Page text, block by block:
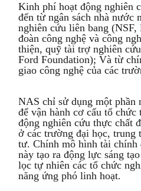
Kinh phí hoạt động nghiên
đến từ ngân sách nhà nước
nghiên cứu liên bang
đoàn công nghệ và công
thiện, quỹ tài trợ nghiên
Ford Foundation); Và từ
giao công nghệ của các
NAS chỉ sử dụng một phần
để vận hành cơ cấu tổ chức
động nghiên cứu thực chất
ở các trường đại học, trung
tư. Chính mô hình tài chính
này tạo ra động lực sáng
lọc tự nhiên các tổ chức
năng ứng phó linh hoạt.